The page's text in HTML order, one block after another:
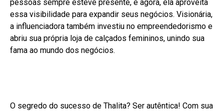
pessoas sempre esteve presente, e agora, ela aproveita
essa visibilidade para expandir seus negócios. Visionária,
a influenciadora também investiu no empreendedorismo e
abriu sua própria loja de calçados femininos, unindo sua
fama ao mundo dos negócios.
O segredo do sucesso de Thalita? Ser autêntica! Com sua